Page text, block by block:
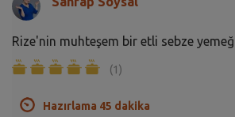
Rize'nin muhteşem bir etli sebze
(1)
Hazırlama 45 dakika